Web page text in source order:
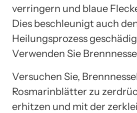
verringern und blaue
Dies beschleunigt auch
Heilungsprozess
Verwenden Sie
Versuchen Sie,
Rosmarinblätter zu
erhitzen und mit der